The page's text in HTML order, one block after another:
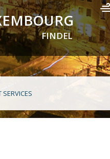
FINDEL
SERVICES